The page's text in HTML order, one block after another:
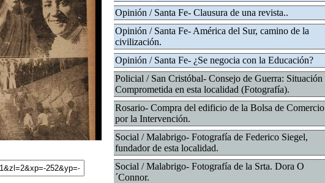
Opinión / Santa Fe- Clausura de una revista..
Opinión / Santa Fe- América del Sur, camino de la
civilización.
Opinión / Santa Fe- ¿Se negocia con la Educación?
Policial / San Cristóbal- Consejo de Guerra: Situación
Comprometida en esta localidad (Fotografía).
Rosario- Compra del edificio de la Bolsa de Comercio
por la Intervención.
Social / Malabrigo- Fotografía de Federico Siegel,
fundador de esta localidad.
Social / Malabrigo- Fotografía de la Srta. Dora O
´Connor.